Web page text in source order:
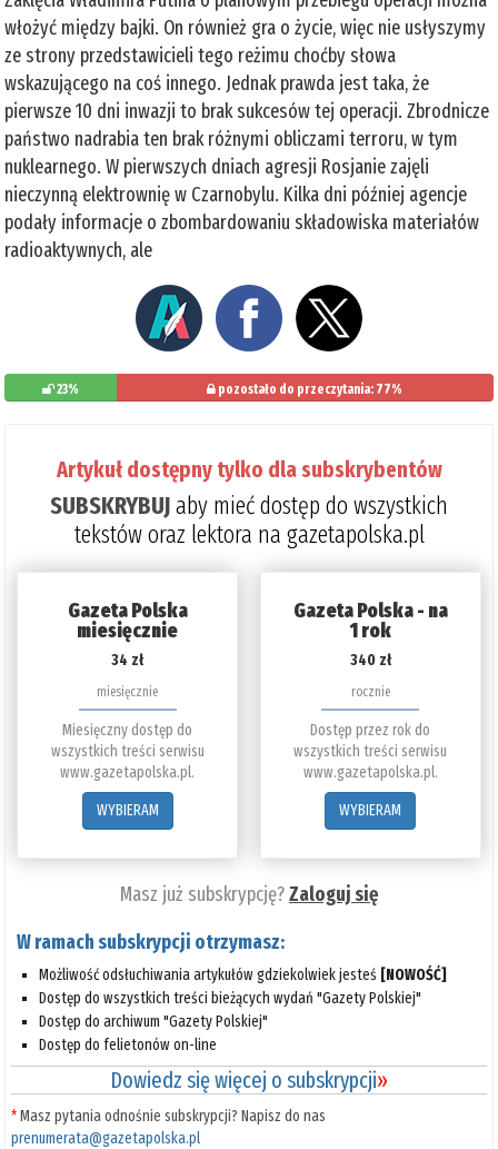
włożyć między bajki. On również gra o życie, więc nie usłyszymy
ze strony przedstawicieli tego reżimu choćby słowa
wskazującego na coś innego. Jednak prawda jest taka, że
pierwsze 10 dni inwazji to brak sukcesów tej operacji. Zbrodnicze
państwo nadrabia ten brak różnymi obliczami terroru, w tym
nuklearnego. W pierwszych dniach agresji Rosjanie zajęli
nieczynną elektrownię w Czarnobylu. Kilka dni później agencje
podały informacje o zbombardowaniu składowiska materiałów
radioaktywnych, ale
23% pozostało do przeczytania: 77%
Artykuł dostępny tylko dla subskrybentów
SUBSKRYBUJaby mieć dostęp do wszystkich
tekstów oraz lektora na gazetapolska.pl
Gazeta Polska
miesięcznie
34 zł
miesięcznie
Miesięczny dostęp do
wszystkich treści serwisu
www.gazetapolska.pl.
WYBIERAM
Gazeta Polska - na
1 rok
340 zł
rocznie
Dostęp przez rok do
wszystkich treści serwisu
www.gazetapolska.pl.
WYBIERAM
Masz już subskrypcję?Zaloguj się
W ramach subskrypcji otrzymasz:
Możliwość odsłuchiwania artykułów gdziekolwiek jesteś [NOWOŚĆ]
Dostęp do wszystkich treści bieżących wydań "Gazety Polskiej"
Dostęp do archiwum "Gazety Polskiej"
Dostęp do felietonów on-line
Dowiedz się więcej o subskrypcji»
*Masz pytania odnośnie subskrypcji? Napisz do nas
prenumerata@gazetapolska.pl